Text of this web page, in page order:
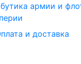
армии и
и доставка